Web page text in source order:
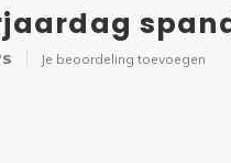
Je beoordeling toevoegen